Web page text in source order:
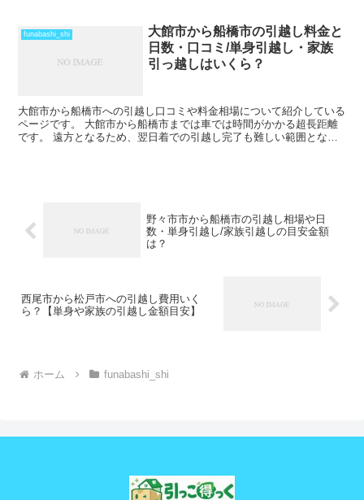
funabashi_shi
大館市から船橋市の引越し料金と
日数・口コミ/単身引越し・家族
引っ越しはいくら？
大館市から船橋市への引越し口コミや料金相場について紹介している
ページです。 大館市から船橋市までは車では時間がかかる超長距離
です。 遠方となるため、翌日着での引越し完了も難しい範囲となり
野々市市から船橋市の引越し相場や日
数・単身引越し/家族引越しの目安金額
は？
西尾市から松戸市への引越し費用いく
ら？【単身や家族の引越し金額目安】
ホーム funabashi_shi